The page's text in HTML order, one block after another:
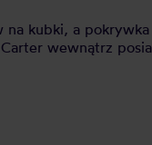
kubki, a
wewnątrz